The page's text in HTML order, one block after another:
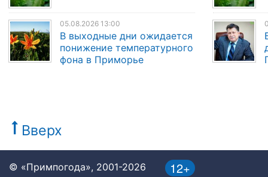
05.08.2026 13:00
В выходные дни ожидается
понижение температурного
фона в Приморье
Вверх
12+
© «Примпогода», 2001-2026